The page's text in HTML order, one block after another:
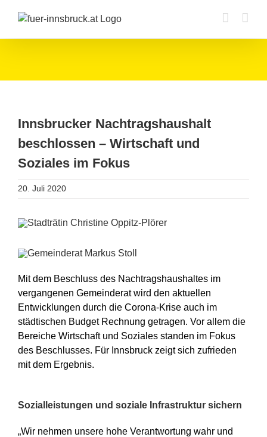
Inhalt
Innsbrucker Nachtragshaushalt
beschlossen – Wirtschaft und
Soziales im Fokus
20. Juli 2020
Mit dem Beschluss des Nachtragshaushaltes im
vergangenen Gemeinderat wird den aktuellen
Entwicklungen durch die Corona-Krise auch im
städtischen Budget Rechnung getragen. Vor allem die
Bereiche Wirtschaft und Soziales standen im Fokus
des Beschlusses. Für Innsbruck zeigt sich zufrieden
mit dem Ergebnis.
Sozialleistungen und soziale Infrastruktur sichern
„Wir nehmen unsere hohe Verantwortung wahr und